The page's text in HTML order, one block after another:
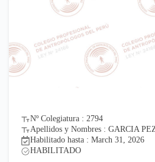
Nº Colegiatura : 2794
Apellidos y Nombres : GARCIA
Habilitado hasta : March 31, 2026
HABILITADO